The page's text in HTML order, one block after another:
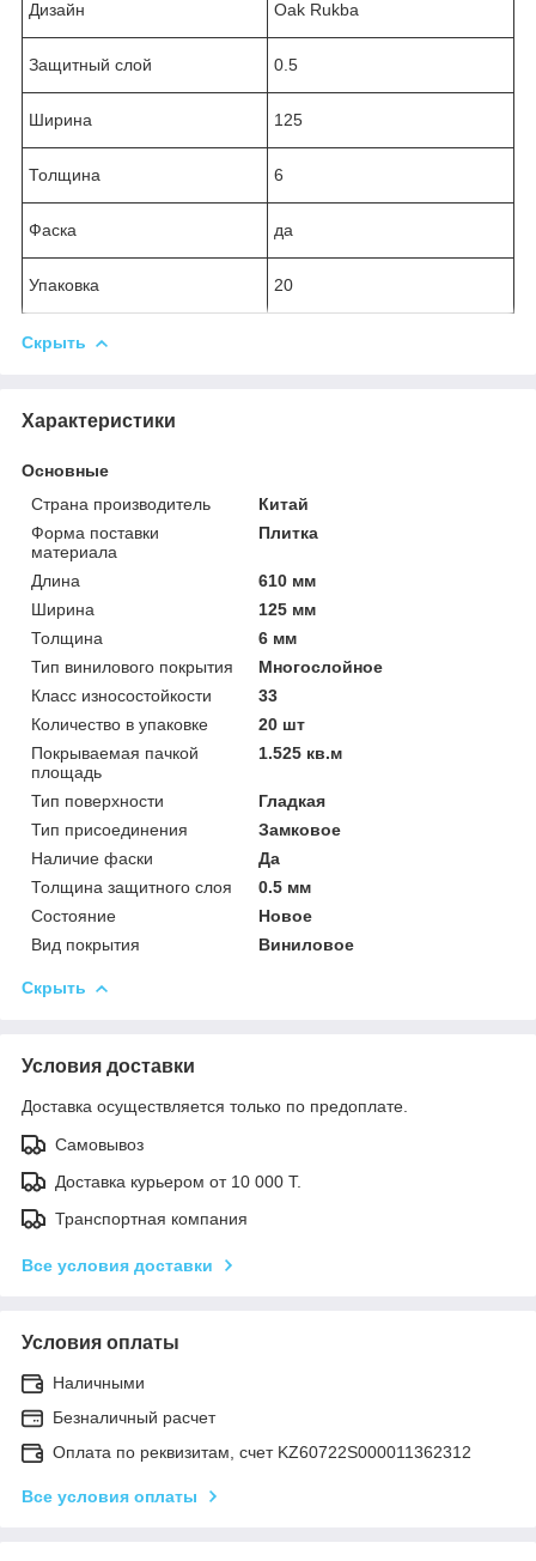
Дизайн Oak Rukba
Защитный слой 0.5
Ширина 125
Толщина 6
Фаска да
Упаковка 20
Скрыть
Характеристики
Основные
Страна производитель
Китай
Форма поставки
материала
Плитка
Длина
610 мм
Ширина
125 мм
Толщина
6 мм
Тип винилового покрытия
Многослойное
Класс износостойкости
33
Количество в упаковке
20 шт
Покрываемая пачкой
площадь
1.525 кв.м
Тип поверхности
Гладкая
Тип присоединения
Замковое
Наличие фаски
Да
Толщина защитного слоя
0.5 мм
Состояние
Новое
Вид покрытия
Виниловое
Скрыть
Условия доставки
Доставка осуществляется только по предоплате.
Самовывоз
Доставка курьером от 10 000 Т.
Транспортная компания
Все условия доставки
Условия оплаты
Наличными
Безналичный расчет
Оплата по реквизитам, счет KZ60722S000011362312
Все условия оплаты